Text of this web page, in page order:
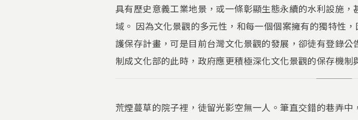
具有歷史意義工業地景，或一條彰顯生態永續的水利設施
域。 因為文化景觀的多元性，和每一個個案擁有的獨特性
護保存計畫，可是目前台灣文化景觀的發展，卻徒有登錄
制成文化部的此時，政府應更積極深化文化景觀的保存機制
荒煙蔓草的院子裡，徒留光影空無一人。筆直交錯的巷弄